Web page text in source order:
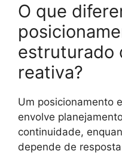
O que
estruturado
reativa?
Um posicionamento
envolve
continuidade,
depende de